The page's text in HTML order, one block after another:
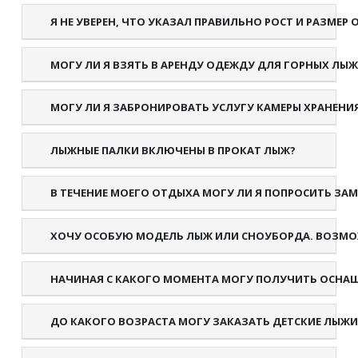
Я НЕ УВЕРЕН, ЧТО УКАЗАЛ ПРАВИЛЬНО РОСТ И
МОГУ ЛИ Я ВЗЯТЬ В АРЕНДУ ОДЕЖДУ ДЛЯ ГОРНЫХ
МОГУ ЛИ Я ЗАБРОНИРОВАТЬ УСЛУГУ КАМЕРЫ
ЛЫЖНЫЕ ПАЛКИ ВКЛЮЧЕНЫ В ПРОКАТ ЛЫЖ?
В ТЕЧЕНИЕ МОЕГО ОТДЫХА МОГУ ЛИ Я ПОПРОСИТЬ
ХОЧУ ОСОБУЮ МОДЕЛЬ ЛЫЖ ИЛИ СНОУБОРДА.
НАЧИНАЯ С КАКОГО МОМЕНТА МОГУ ПОЛУЧИТЬ
ДО КАКОГО ВОЗРАСТА МОГУ ЗАКАЗАТЬ ДЕТСКИЕ